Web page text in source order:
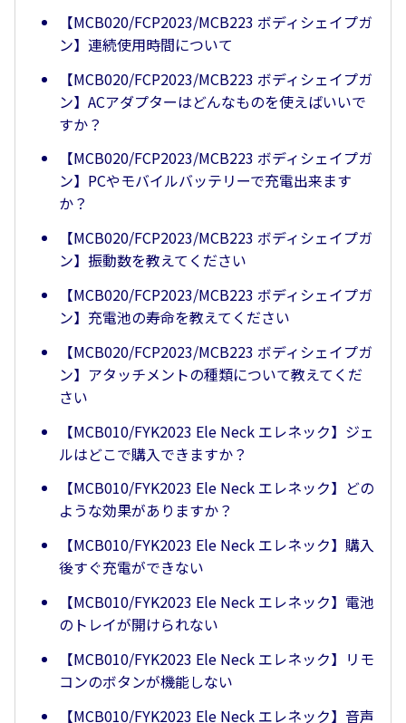
【MCB020/FCP2023/MCB223 ボディシェイプガ
ン】連続使用時間について
【MCB020/FCP2023/MCB223 ボディシェイプガ
ン】ACアダプターはどんなものを使えばいいで
すか？
【MCB020/FCP2023/MCB223 ボディシェイプガ
ン】PCやモバイルバッテリーで充電出来ます
か？
【MCB020/FCP2023/MCB223 ボディシェイプガ
ン】振動数を教えてください
【MCB020/FCP2023/MCB223 ボディシェイプガ
ン】充電池の寿命を教えてください
【MCB020/FCP2023/MCB223 ボディシェイプガ
ン】アタッチメントの種類について教えてくだ
さい
【MCB010/FYK2023 Ele Neck エレネック】ジェ
ルはどこで購入できますか？
【MCB010/FYK2023 Ele Neck エレネック】どの
ような効果がありますか？
【MCB010/FYK2023 Ele Neck エレネック】購入
後すぐ充電ができない
【MCB010/FYK2023 Ele Neck エレネック】電池
のトレイが開けられない
【MCB010/FYK2023 Ele Neck エレネック】リモ
コンのボタンが機能しない
【MCB010/FYK2023 Ele Neck エレネック】音声